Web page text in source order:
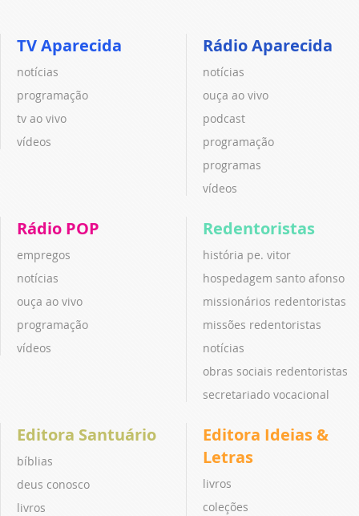
TV Aparecida
notícias
programação
tv ao vivo
vídeos
Rádio Aparecida
notícias
ouça ao vivo
podcast
programação
programas
vídeos
Rádio POP
empregos
notícias
ouça ao vivo
programação
vídeos
Redentoristas
história pe. vitor
hospedagem santo afonso
missionários redentoristas
missões redentoristas
notícias
obras sociais redentoristas
secretariado vocacional
Editora Santuário
bíblias
deus conosco
livros
Editora Ideias &
Letras
livros
coleções